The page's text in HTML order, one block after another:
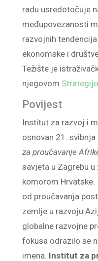
radu usredotočuje
međupovezanosti
razvojnih
ekonomske i
Težište je
njegovom
Povijest
Institut za razvoj i
osnovan 21.
za proučavanje
savjeta u Zagrebu
komorom
od proučavanja
zemlje u razvoju
globalne razvojne
fokusa odrazilo se
imena. Institut za